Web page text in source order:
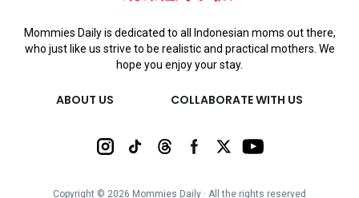
Mommies Daily is dedicated to all Indonesian moms out there,
who just like us strive to be realistic and practical mothers. We
hope you enjoy your stay.
ABOUT US COLLABORATE WITH US
Copyright © 2026 Mommies Daily ∙ All the rights reserved